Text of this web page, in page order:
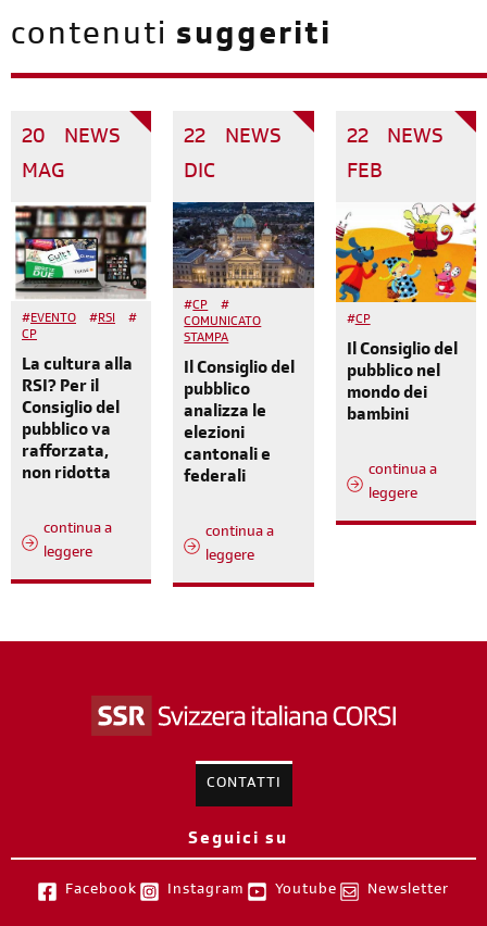
contenuti suggeriti
20
MAG
NEWS
#EVENTO #RSI
#
CP
La cultura alla
RSI? Per il
Consiglio del
pubblico va
rafforzata,
non ridotta
continua a
leggere
22
DIC
NEWS
#CP
#
COMUNICATO
STAMPA
Il Consiglio del
pubblico
analizza le
elezioni
cantonali e
federali
continua a
leggere
22
FEB
NEWS
#CP
Il Consiglio del
pubblico nel
mondo dei
bambini
continua a
leggere
CONTATTI
Seguici su
Facebook Instagram Youtube Newsletter